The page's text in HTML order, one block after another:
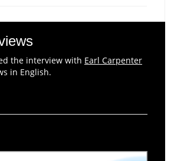
the interview with Earl Carpenter
in English.